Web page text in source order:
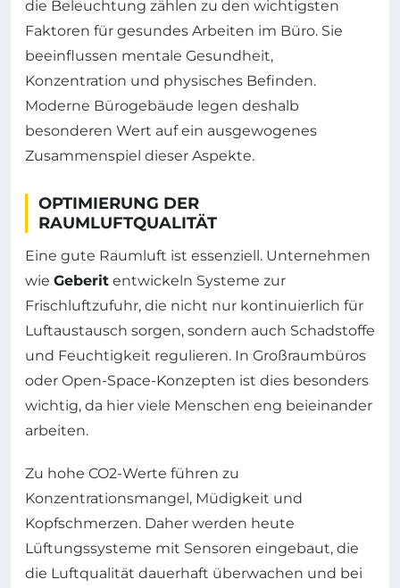
die Beleuchtung zählen zu den wichtigsten
Faktoren für gesundes Arbeiten im Büro. Sie
beeinflussen mentale Gesundheit,
Konzentration und physisches Befinden.
Moderne Bürogebäude legen deshalb
besonderen Wert auf ein ausgewogenes
Zusammenspiel dieser Aspekte.
OPTIMIERUNG DER
RAUMLUFTQUALITÄT
Eine gute Raumluft ist essenziell. Unternehmen
wie Geberit entwickeln Systeme zur
Frischluftzufuhr, die nicht nur kontinuierlich für
Luftaustausch sorgen, sondern auch Schadstoffe
und Feuchtigkeit regulieren. In Großraumbüros
oder Open-Space-Konzepten ist dies besonders
wichtig, da hier viele Menschen eng beieinander
arbeiten.
Zu hohe CO2-Werte führen zu
Konzentrationsmangel, Müdigkeit und
Kopfschmerzen. Daher werden heute
Lüftungssysteme mit Sensoren eingebaut, die
die Luftqualität dauerhaft überwachen und bei